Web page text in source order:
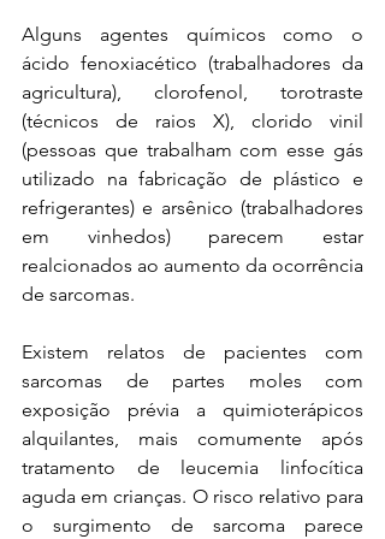
Alguns agentes químicos como o
ácido fenoxiacético (trabalhadores da
agricultura), clorofenol, torotraste
(técnicos de raios X), clorido vinil
(pessoas que trabalham com esse gás
utilizado na fabricação de plástico e
refrigerantes) e arsênico (trabalhadores
em vinhedos) parecem estar
realcionados ao aumento da ocorrência
de sarcomas.
Existem relatos de pacientes com
sarcomas de partes moles com
exposição prévia a quimioterápicos
alquilantes, mais comumente após
tratamento de leucemia linfocítica
aguda em crianças. O risco relativo para
o surgimento de sarcoma parece